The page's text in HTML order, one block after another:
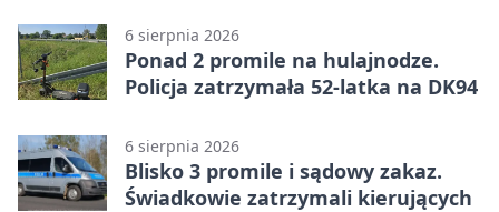
6 sierpnia 2026
Ponad 2 promile na hulajnodze.
Policja zatrzymała 52-latka na DK94
6 sierpnia 2026
Blisko 3 promile i sądowy zakaz.
Świadkowie zatrzymali kierujących